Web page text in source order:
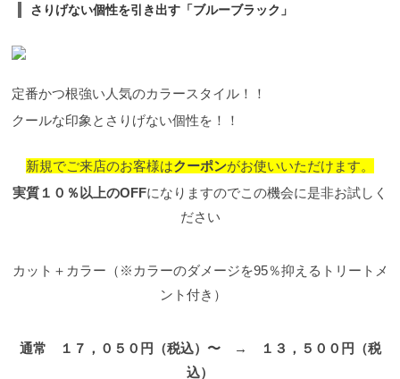
さりげない個性を引き出す「ブルーブラック」
定番かつ根強い人気のカラースタイル！！
クールな印象とさりげない個性を！！
新規でご来店のお客様はクーポンがお使いいただけます。
実質１０％以上のOFFになりますのでこの機会に是非お試しく
ださい
カット＋カラー（※カラーのダメージを95％抑えるトリートメ
ント付き）
通常 １７，０５０円（税込）〜 → １３，５００円（税
込）